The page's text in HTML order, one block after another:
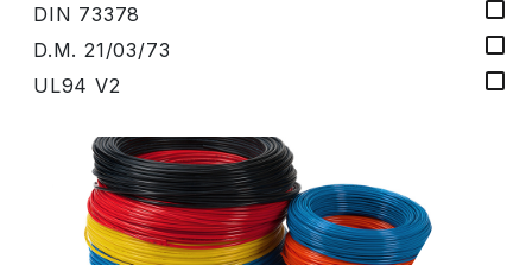
DIN 73378
D.M. 21/03/73
UL94 V2